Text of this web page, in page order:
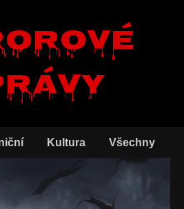
Kultura Všechny